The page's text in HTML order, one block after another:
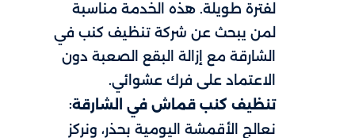
لفترة طويلة. هذه الخدمة مناسبة
لمن يبحث عن شركة تنظيف كنب في
الشارقة مع إزالة البقع الصعبة دون
الاعتماد على فرك عشوائي.
تنظيف كنب قماش في الشارقة:
نعالج الأقمشة اليومية بحذر، ونركز